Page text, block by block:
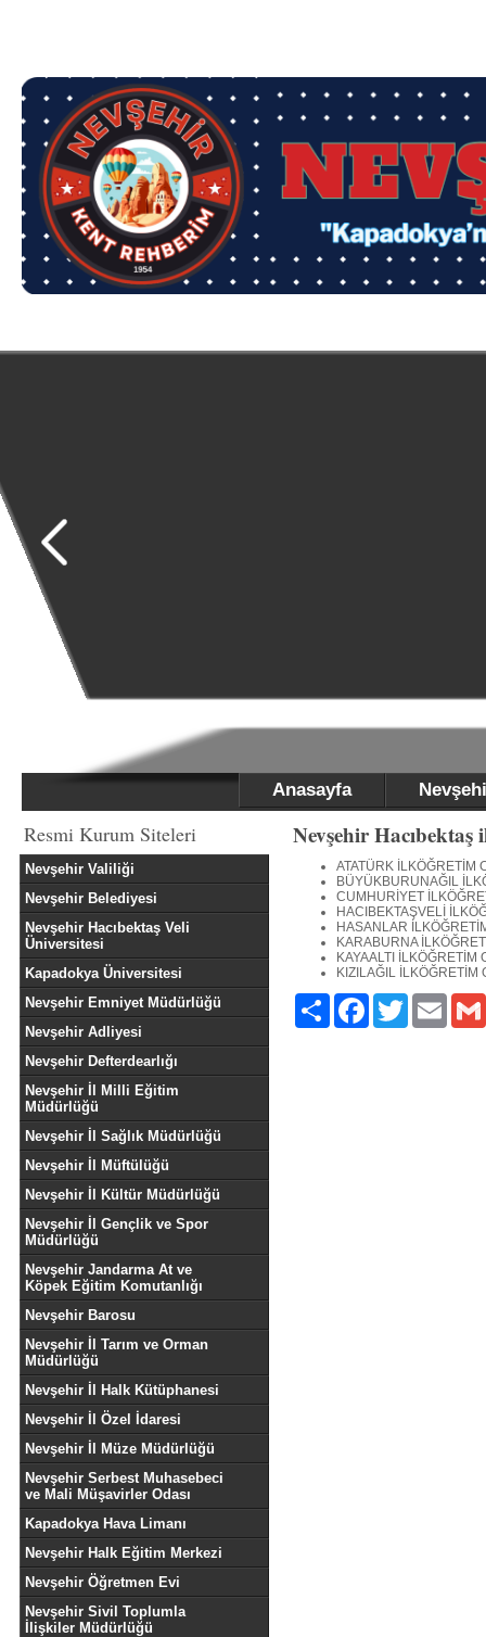
Anasayfa
Resmi Kurum Siteleri
Nevşehir Valiliği
Nevşehir Belediyesi
Nevşehir Hacıbektaş Veli
Üniversitesi
Kapadokya Üniversitesi
Nevşehir Emniyet Müdürlüğü
Nevşehir Adliyesi
Nevşehir Defterdearlığı
Nevşehir İl Milli Eğitim
Müdürlüğü
Nevşehir İl Sağlık Müdürlüğü
Nevşehir İl Müftülüğü
Nevşehir İl Kültür Müdürlüğü
Nevşehir İl Gençlik ve Spor
Müdürlüğü
Nevşehir Jandarma At ve
Köpek Eğitim Komutanlığı
Nevşehir Barosu
Nevşehir İl Tarım ve Orman
Müdürlüğü
Nevşehir İl Halk Kütüphanesi
Nevşehir İl Özel İdaresi
Nevşehir İl Müze Müdürlüğü
Nevşehir Serbest Muhasebeci
ve Mali Müşavirler Odası
Kapadokya Hava Limanı
Nevşehir Halk Eğitim Merkezi
Nevşehir Öğretmen Evi
Nevşehir Sivil Toplumla
İlişkiler Müdürlüğü
Nevşehir
ATATÜRK İLKÖĞRETİM
BÜYÜKBURUNAĞIL
CUMHURİYET
HACIBEKTAŞVELİ
HASANLAR
KARABURNA
KAYAALTI İLKÖĞRETİM
KIZILAĞIL İLKÖĞRETİM
Paylaş
FacebookTwitter Email